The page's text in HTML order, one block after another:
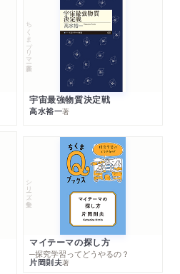
ちくまプリマー新書
宇宙最強物質決定戦
高水裕一著
シリーズ・全集
マイテーマの探し方
─探究学習ってどうやるの？
片岡則夫著